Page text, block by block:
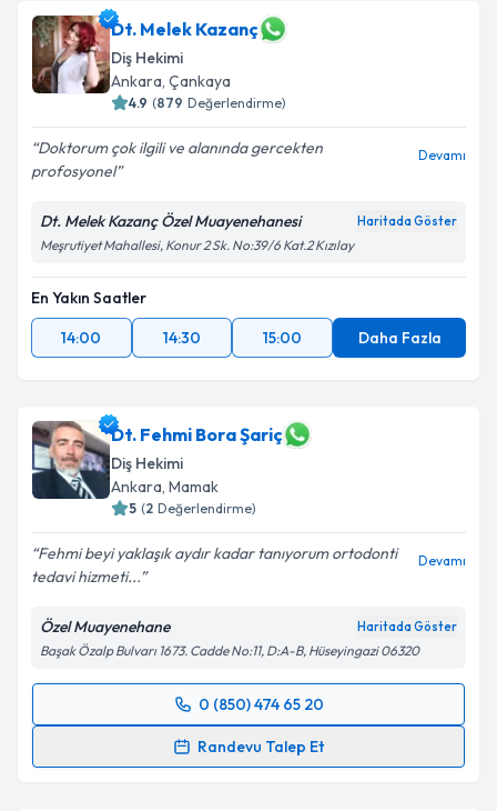
Dt. Melek Kazanç
Diş Hekimi
Ankara, Çankaya
4.9 (879 Değerlendirme)
Doktorum çok ilgili ve alanında gercekten
profosyonel
Devamı
Dt. Melek Kazanç Özel Muayenehanesi Haritada Göster
Meşrutiyet Mahallesi, Konur 2 Sk. No:39/6 Kat.2 Kızılay
En Yakın Saatler
14:00
14:30 15:00 Daha Fazla
Dt. Fehmi Bora Şariç
Diş Hekimi
Ankara, Mamak
5 (2 Değerlendirme)
Fehmi beyi yaklaşık aydır kadar tanıyorum ortodonti
tedavi hizmeti...
Devamı
Özel Muayenehane Haritada Göster
Başak Özalp Bulvarı 1673. Cadde No:11, D:A-B, Hüseyingazi 06320
0 (850) 474 65 20
Randevu Talep Et
Randevu Takvimi Talebi